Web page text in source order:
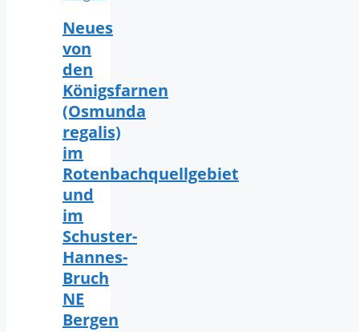
Neues
von
den
Königsfarnen
(Osmunda
regalis)
im
Rotenbachquellgebiet
und
im
Schuster-
Hannes-
Bruch
NE
Bergen